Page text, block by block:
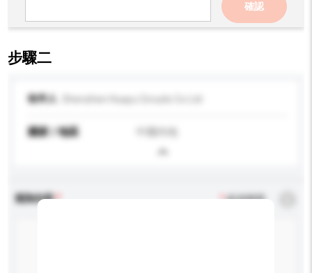
確認
步驟二
收件人
國家 / 地區
查詢內容 *必須填寫